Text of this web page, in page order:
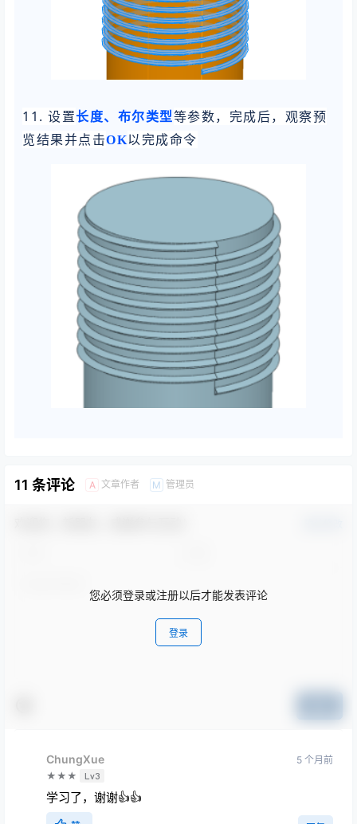
11. 设置长度、布尔类型等参数，完成后，观察预
览结果并点击OK以完成命令
11 条评论 A 文章作者 M 管理员
您必须登录或注册以后才能发表评论
登录
ChungXue
★★★ Lv3
5 个月前
学习了，谢谢👍👍